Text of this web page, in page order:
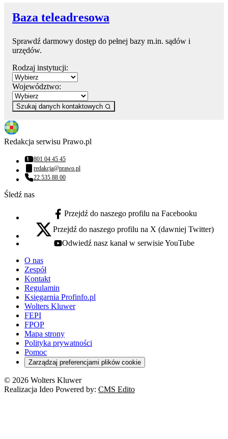
Baza teleadresowa
Sprawdź darmowy dostęp do pełnej bazy m.in. sądów i
urzędów.
Rodzaj instytucji:
Województwo:
Szukaj danych kontaktowych
Redakcja serwisu Prawo.pl
Numer telefonu:
801 04 45 45
Adres email:
redakcja@prawo.pl
Numer telefonu:
22 535 88 00
Śledź nas
facebook - otwiera się w nowej karcie
Przejdź do naszego profilu na Facebooku
x - otwiera się w nowej karcie
Przejdź do naszego profilu na X (dawniej Twitter)
youtube - otwiera się w nowej karcie
Odwiedź nasz kanał w serwisie YouTube
O nas
Zespół
Kontakt
Regulamin
Księgarnia Profinfo.pl
Wolters Kluwer
FEPI
FPOP
Mapa strony
Polityka prywatności
Pomoc
Zarządzaj preferencjami plików cookie
© 2026 Wolters Kluwer
Realizacja Ideo Powered by: CMS Edito